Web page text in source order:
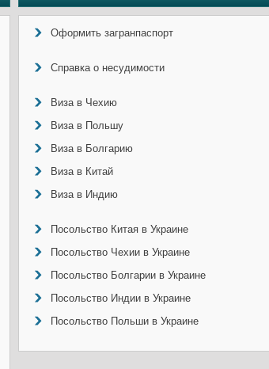
Оформить загранпаспорт
Справка о несудимости
Виза в Чехию
Виза в Польшу
Виза в Болгарию
Виза в Китай
Виза в Индию
Посольство Китая в Украине
Посольство Чехии в Украине
Посольство Болгарии в Украине
Посольство Индии в Украине
Посольство Польши в Украине